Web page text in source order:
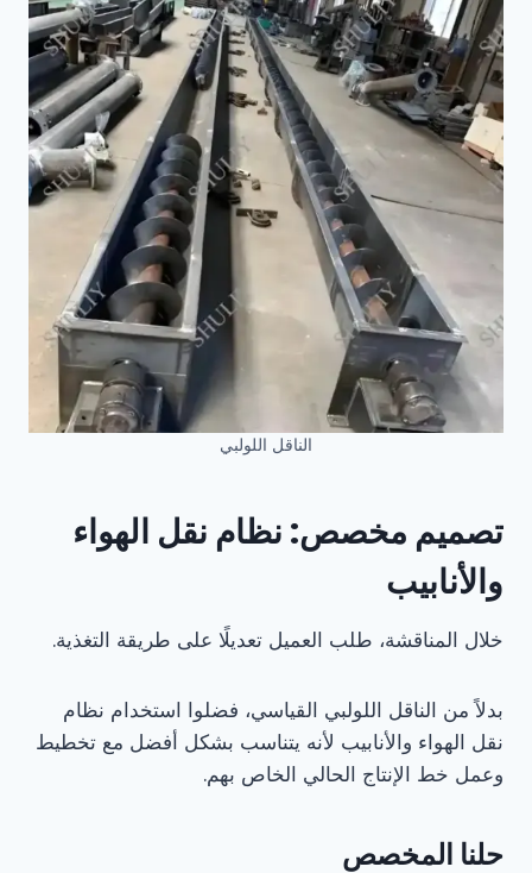
الناقل اللولبي
تصميم مخصص: نظام نقل الهواء
والأنابيب
خلال المناقشة، طلب العميل تعديلًا على طريقة التغذية.
بدلاً من الناقل اللولبي القياسي، فضلوا استخدام نظام
نقل الهواء والأنابيب لأنه يتناسب بشكل أفضل مع تخطيط
وعمل خط الإنتاج الحالي الخاص بهم.
حلنا المخصص